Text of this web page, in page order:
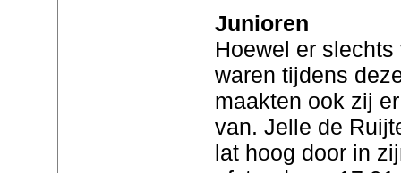
Junioren
Hoewel er
waren tijdens
maakten ook zij
van. Jelle de
lat hoog door in